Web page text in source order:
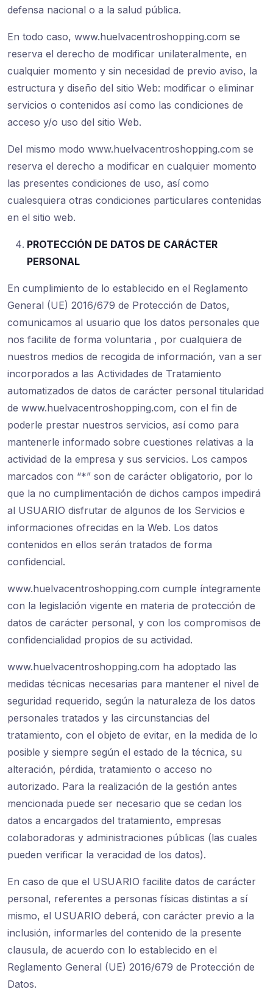
defensa nacional o a la salud pública.
En todo caso, www.huelvacentroshopping.com se
reserva el derecho de modificar unilateralmente, en
cualquier momento y sin necesidad de previo aviso, la
estructura y diseño del sitio Web: modificar o eliminar
servicios o contenidos así como las condiciones de
acceso y/o uso del sitio Web.
Del mismo modo www.huelvacentroshopping.com se
reserva el derecho a modificar en cualquier momento
las presentes condiciones de uso, así como
cualesquiera otras condiciones particulares contenidas
en el sitio web.
PROTECCIÓN DE DATOS DE CARÁCTER
PERSONAL
En cumplimiento de lo establecido en el Reglamento
General (UE) 2016/679 de Protección de Datos,
comunicamos al usuario que los datos personales que
nos facilite de forma voluntaria , por cualquiera de
nuestros medios de recogida de información, van a ser
incorporados a las Actividades de Tratamiento
automatizados de datos de carácter personal titularidad
de www.huelvacentroshopping.com, con el fin de
poderle prestar nuestros servicios, así como para
mantenerle informado sobre cuestiones relativas a la
actividad de la empresa y sus servicios. Los campos
marcados con “*” son de carácter obligatorio, por lo
que la no cumplimentación de dichos campos impedirá
al USUARIO disfrutar de algunos de los Servicios e
informaciones ofrecidas en la Web. Los datos
contenidos en ellos serán tratados de forma
confidencial.
www.huelvacentroshopping.com cumple íntegramente
con la legislación vigente en materia de protección de
datos de carácter personal, y con los compromisos de
confidencialidad propios de su actividad.
www.huelvacentroshopping.com ha adoptado las
medidas técnicas necesarias para mantener el nivel de
seguridad requerido, según la naturaleza de los datos
personales tratados y las circunstancias del
tratamiento, con el objeto de evitar, en la medida de lo
posible y siempre según el estado de la técnica, su
alteración, pérdida, tratamiento o acceso no
autorizado. Para la realización de la gestión antes
mencionada puede ser necesario que se cedan los
datos a encargados del tratamiento, empresas
colaboradoras y administraciones públicas (las cuales
pueden verificar la veracidad de los datos).
En caso de que el USUARIO facilite datos de carácter
personal, referentes a personas físicas distintas a sí
mismo, el USUARIO deberá, con carácter previo a la
inclusión, informarles del contenido de la presente
clausula, de acuerdo con lo establecido en el
Reglamento General (UE) 2016/679 de Protección de
Datos.